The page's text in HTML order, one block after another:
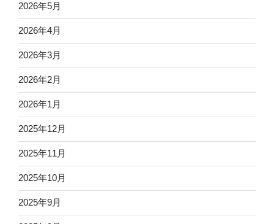
2026年5月
2026年4月
2026年3月
2026年2月
2026年1月
2025年12月
2025年11月
2025年10月
2025年9月